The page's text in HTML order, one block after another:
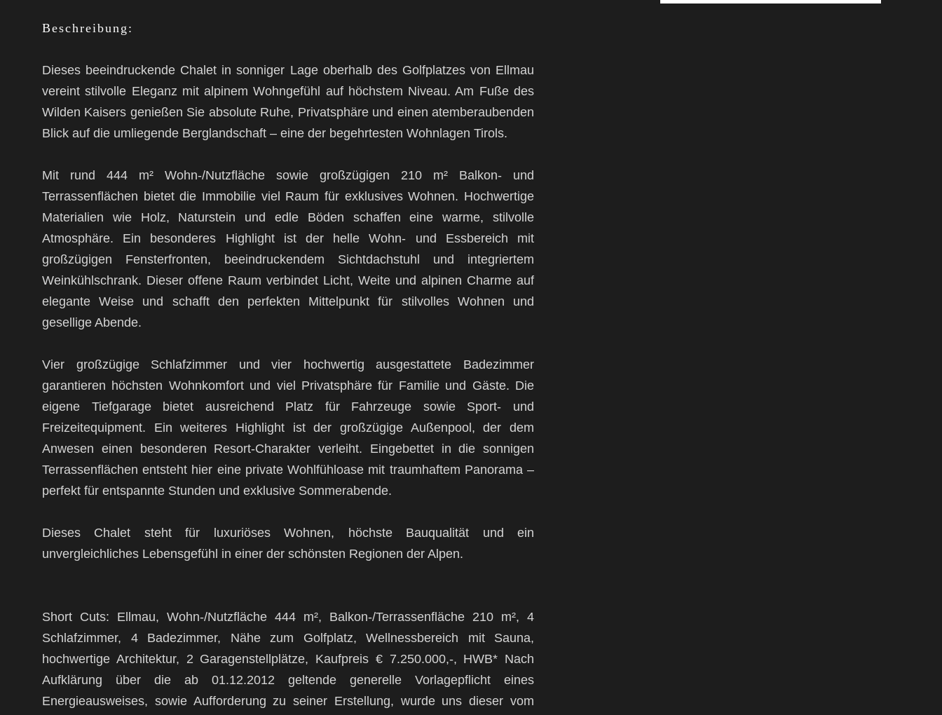
Beschreibung:
Dieses beeindruckende Chalet in sonniger Lage oberhalb des Golfplatzes von Ellmau
vereint stilvolle Eleganz mit alpinem Wohngefühl auf höchstem Niveau. Am Fuße des
Wilden Kaisers genießen Sie absolute Ruhe, Privatsphäre und einen atemberaubenden
Blick auf die umliegende Berglandschaft – eine der begehrtesten Wohnlagen Tirols.
Mit rund 444 m² Wohn-/Nutzfläche sowie großzügigen 210 m² Balkon- und
Terrassenflächen bietet die Immobilie viel Raum für exklusives Wohnen. Hochwertige
Materialien wie Holz, Naturstein und edle Böden schaffen eine warme, stilvolle
Atmosphäre. Ein besonderes Highlight ist der helle Wohn- und Essbereich mit
großzügigen Fensterfronten, beeindruckendem Sichtdachstuhl und integriertem
Weinkühlschrank. Dieser offene Raum verbindet Licht, Weite und alpinen Charme auf
elegante Weise und schafft den perfekten Mittelpunkt für stilvolles Wohnen und
gesellige Abende.
Vier großzügige Schlafzimmer und vier hochwertig ausgestattete Badezimmer
garantieren höchsten Wohnkomfort und viel Privatsphäre für Familie und Gäste. Die
eigene Tiefgarage bietet ausreichend Platz für Fahrzeuge sowie Sport- und
Freizeitequipment. Ein weiteres Highlight ist der großzügige Außenpool, der dem
Anwesen einen besonderen Resort-Charakter verleiht. Eingebettet in die sonnigen
Terrassenflächen entsteht hier eine private Wohlfühloase mit traumhaftem Panorama –
perfekt für entspannte Stunden und exklusive Sommerabende.
Dieses Chalet steht für luxuriöses Wohnen, höchste Bauqualität und ein
unvergleichliches Lebensgefühl in einer der schönsten Regionen der Alpen.
Short Cuts: Ellmau, Wohn-/Nutzfläche 444 m², Balkon-/Terrassenfläche 210 m², 4
Schlafzimmer, 4 Badezimmer, Nähe zum Golfplatz, Wellnessbereich mit Sauna,
hochwertige Architektur, 2 Garagenstellplätze, Kaufpreis € 7.250.000,-, HWB* Nach
Aufklärung über die ab 01.12.2012 geltende generelle Vorlagepflicht eines
Energieausweises, sowie Aufforderung zu seiner Erstellung, wurde uns dieser vom